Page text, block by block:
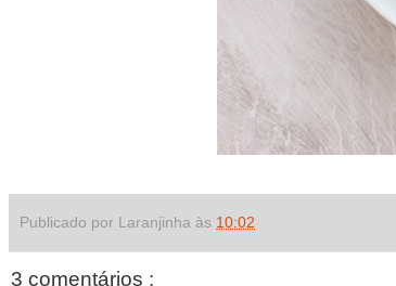
Publicado por Laranjinha às 10:02
3 comentários :